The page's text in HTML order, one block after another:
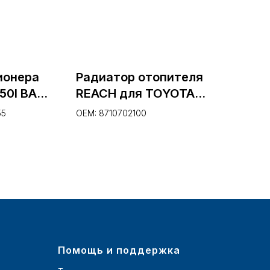
BASE
Радиатор отопителя
REACH для TOYOTA
COROLLA (_E12_) 1.6 VVT-i;
OEM: 8710702100
Помощь и поддержка